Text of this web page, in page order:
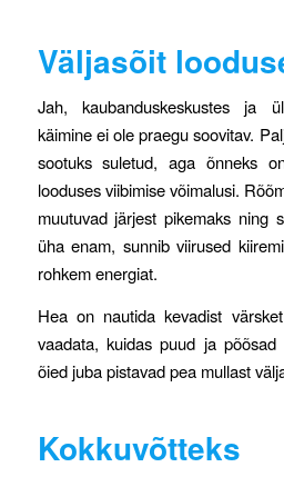
Väljasõit
Jah, kaubanduskeskustes ja
käimine ei ole praegu soovitav.
sootuks suletud, aga õnneks
looduses viibimise võimalusi.
muutuvad järjest pikemaks ning
üha enam, sunnib viirused
rohkem energiat.
Hea on nautida kevadist
vaadata, kuidas puud ja
õied juba pistavad pea mullast
Kokkuvõtteks